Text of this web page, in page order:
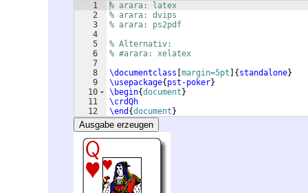
1
2
3
4
5
6
7
8
9
10
11
12
% arara: latex
% arara: dvips
% arara: ps2pdf
% Alternativ:
% #arara: xelatex
\documentclass margin=5pt { standalone}
\usepackage{ pst-poker}
\begin{document }
\crdQh
\end {document }
Ausgabe erzeugen